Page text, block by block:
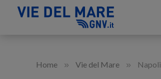
Home » Vie del Mare » Napoli